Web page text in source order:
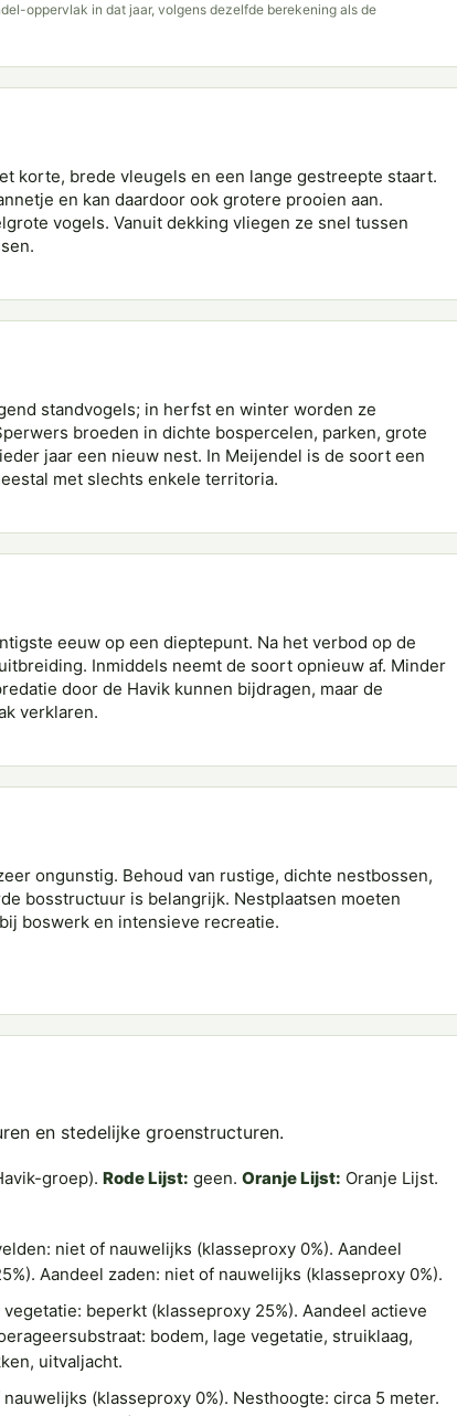
oppervlak in dat jaar, volgens dezelfde berekening als de
korte, brede vleugels en een lange gestreepte staart.
en kan daardoor ook grotere prooien aan.
vogels. Vanuit dekking vliegen ze snel tussen
standvogels; in herfst en winter worden ze
broeden in dichte bospercelen, parken, grote
jaar een nieuw nest. In Meijendel is de soort een
met slechts enkele territoria.
eeuw op een dieptepunt. Na het verbod op de
Inmiddels neemt de soort opnieuw af. Minder
door de Havik kunnen bijdragen, maar de
verklaren.
ongunstig. Behoud van rustige, dichte nestbossen,
bosstructuur is belangrijk. Nestplaatsen moeten
boswerk en intensieve recreatie.
en stedelijke groenstructuren.
groep). Rode Lijst: geen. Oranje Lijst: Oranje Lijst.
niet of nauwelijks (klasseproxy 0%). Aandeel
Aandeel zaden: niet of nauwelijks (klasseproxy 0%).
beperkt (klasseproxy 25%). Aandeel actieve
bodem, lage vegetatie, struiklaag,
uitvaljacht.
(klasseproxy 0%). Nesthoogte: circa 5 meter.